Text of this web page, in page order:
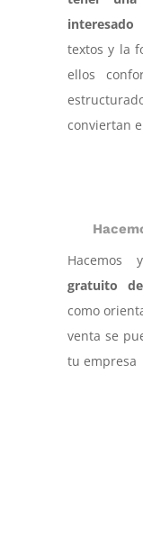
textos y la
ellos
conviertan
gratuito
como
venta se
tu empresa